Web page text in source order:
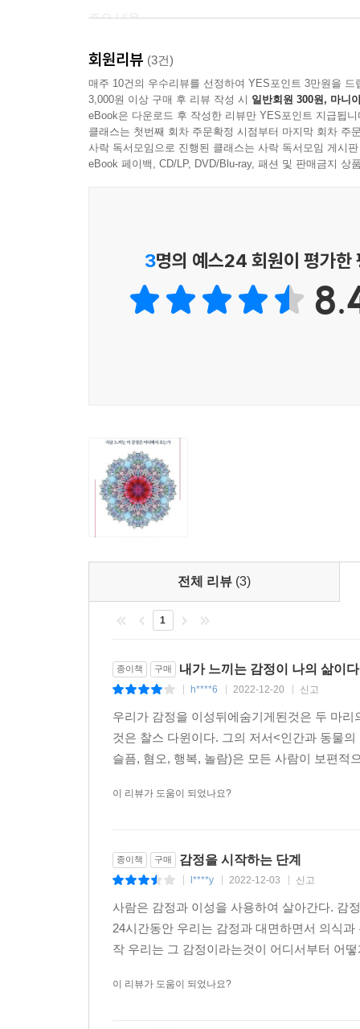
주요 내용
제1부 감정이란 무엇인가에서는 감정이 진화해온
우리가 상황에 어떻게 반응하는지, 왜 불안이나
통제하지 못하는지를 알 수 있다. “핵심 정서”라
느끼는 감정은 물론이고 상황에 대한 반응이나
반응이 일어나는 원인 중의 하나이다.
유연하게 반응하도록 돕고, 원하기와 좋아하
협력하도록 도우며, 지평을 확장하고 새로운 경
감정은 인간의 심리적 도구 중 하나이지만 개인
다른 감정도 마찬가지이다. 감정이 발생하는 데
자신의 감정을 인식하고 소중히 여기며 자신의
관리하여 자신에게 유리한 방향으로 이끌 수 있다.
회원리뷰 (3건)
매주 10건의 우수리뷰를 선정하여 YES포인트 3만원을 드
3,000원 이상 구매 후 리뷰 작성 시 일반회원 300원, 마니
eBook은 다운로드 후 작성한 리뷰만 YES포인트 지급됩니
클래스는 첫번째 회차 주문확정 시점부터 마지막 회차 주
사락 독서모임으로 진행된 클래스는 사락 독서모임 게시
eBook 페이백, CD/LP, DVD/Blu-ray, 패션 및 판매금지 상
3명의 예스24 회원이 평가한
전체 리뷰 (3)
1
종이책 구매 내가 느끼는 감정이 나의 삶이
h****6 2022-12-20 신고
우리가 감정을 이성뒤에숨기게된것은 두 마
것은 찰스 다윈이다. 그의 저서<인간과 동물
슬픔, 혐오, 행복, 놀람)은 모든 사람이 보편
이 리뷰가 도움이 되었나요?
종이책 구매 감정을 시작하는 단계
l****y 2022-12-03 신고
사람은 감정과 이성을 사용하여 살아간다. 감
24시간동안 우리는 감정과 대면하면서 의식
작 우리는 그 감정이라는것이 어디서부터 어
이 리뷰가 도움이 되었나요?